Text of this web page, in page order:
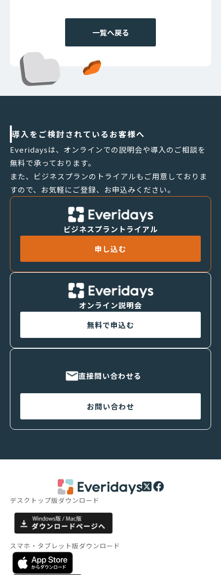
一覧へ戻る
導入をご検討されているお客様へ
Everidaysは、オンラインでの説明会や導入のご相談を
無料で承っております。
また、ビジネスプランのトライアルもご用意しておりま
すので、お気軽にご登録、お申込みください。
ビジネスプラントライアル
申し込む
オンライン説明会
無料で申込む
直接問い合わせる
お問い合わせ
デスクトップ版ダウンロード
スマホ・タブレット版ダウンロード